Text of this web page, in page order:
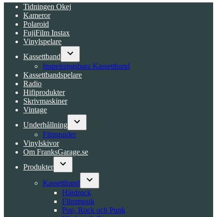
Tidningen Okej
Kameror
Polaroid
FujiFilm Instax
Vinylspelare
Kassettband
Open
dropdown
menu
Inspelningsbara Kassettband
Kassettbandspelare
Radio
Hifiprodukter
Skrivmaskiner
Vintage
Underhållning
Open
Filmguider
Vinylskivor
Om FranksGarage.se
Produkter
Open
dropdown
menu
Kassettband
Open
dropdown
menu
Hårdrock
Filmmusik
Pop, Rock och Punk